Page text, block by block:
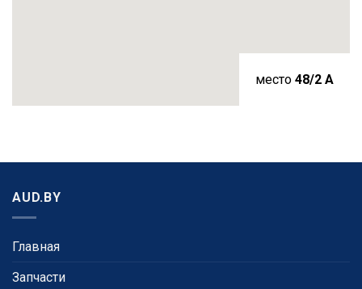
место 48/2 A
AUD.BY
Главная
Запчасти